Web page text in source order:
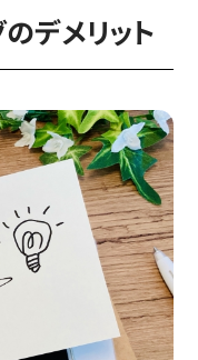
デメリット